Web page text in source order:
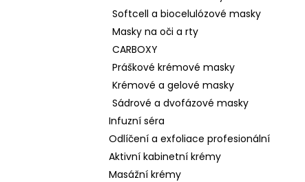
Softcell a biocelulózové masky
Masky na oči a rty
CARBOXY
Práškové krémové masky
Krémové a gelové masky
Sádrové a dvofázové masky
Infuzní séra
Odlíčení a exfoliace profesionální
Aktivní kabinetní krémy
Masážní krémy